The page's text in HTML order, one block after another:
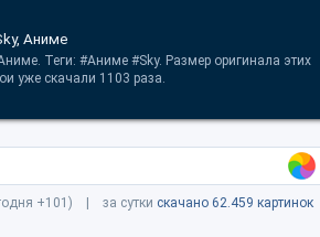
Аниме
Теги: #Аниме #Sky. Размер оригинала этих
уже скачали 1103 раза.
+101) | за сутки скачано 62.459 картинок